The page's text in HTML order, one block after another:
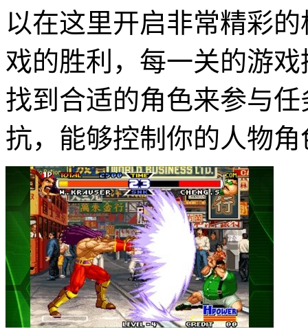
以在这里开启非常精彩的
戏的胜利，每一关的游
找到合适的角色来参与
抗，能够控制你的人物